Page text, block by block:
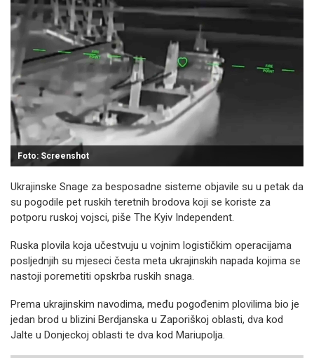
Foto: Screenshot
Ukrajinske Snage za besposadne sisteme objavile su u petak da
su pogodile pet ruskih teretnih brodova koji se koriste za
potporu ruskoj vojsci, piše The Kyiv Independent.
Ruska plovila koja učestvuju u vojnim logističkim operacijama
posljednjih su mjeseci česta meta ukrajinskih napada kojima se
nastoji poremetiti opskrba ruskih snaga.
Prema ukrajinskim navodima, među pogođenim plovilima bio je
jedan brod u blizini Berdjanska u Zaporiškoj oblasti, dva kod
Jalte u Donjeckoj oblasti te dva kod Mariupolja.